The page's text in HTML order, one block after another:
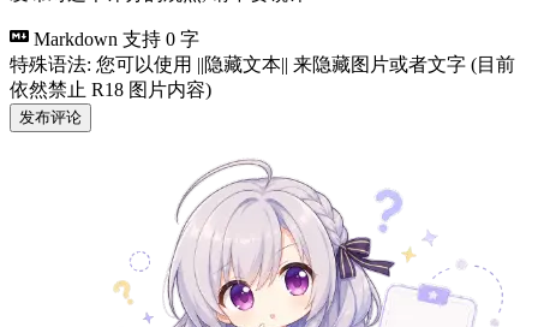
Markdown 支持 0 字
特殊语法: 您可以使用 ||隐藏文本|| 来隐藏图片或者文字 (目前
依然禁止 R18 图片内容)
发布评论